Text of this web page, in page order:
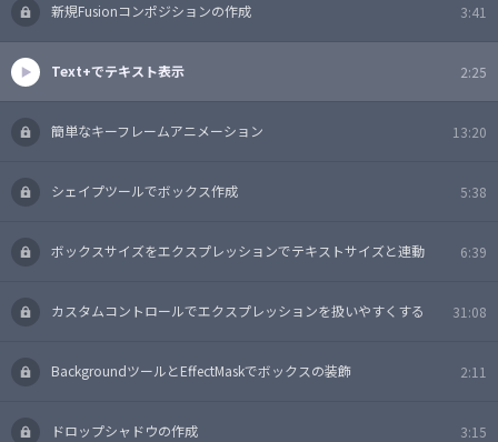
新規Fusionコンポジションの作成 3:41
Text+でテキスト表示 2:25
簡単なキーフレームアニメーション 13:20
シェイプツールでボックス作成 5:38
ボックスサイズをエクスプレッションでテキストサイズと連動 6:39
カスタムコントロールでエクスプレッションを扱いやすくする 31:08
BackgroundツールとEffectMaskでボックスの装飾 2:11
ドロップシャドウの作成 3:15